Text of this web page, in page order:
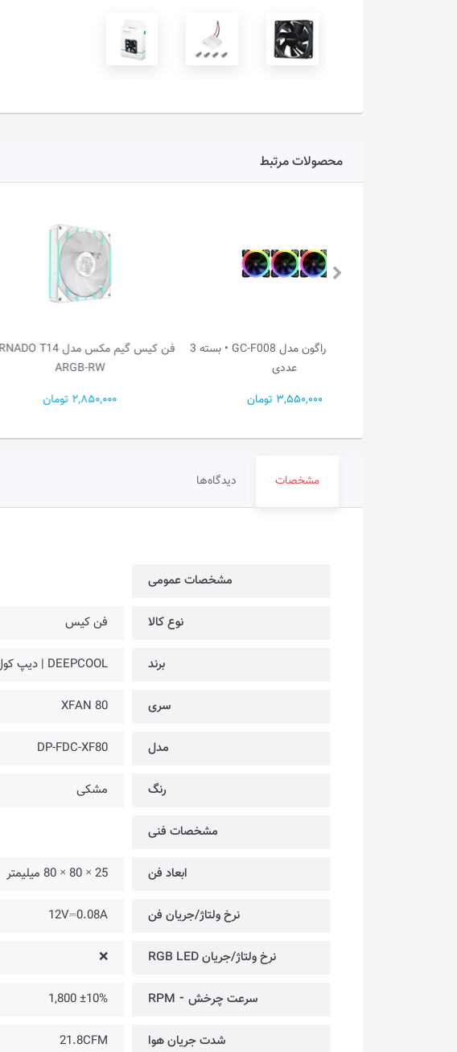
محصولات مرتبط
فن کیس گیم مکس مدل TORNADO T14
2,850,000 تومان
2,550,000 تومان
مشخصات دیدگاه‌ها
مشخصات عمومی
نوع کالا فن کیس
برند DEEPCOOL | دیپ کول
سری XFAN 80
مدل DP-FDC-XF80
رنگ مشکی
مشخصات فنی
ابعاد فن 25 × 80 × 80 میلیمتر
نرخ ولتاژ/جریان فن 12V⎓0.08A
نرخ ولتاژ/جریان RGB LED ❌
سرعت چرخش ⁃ RPM ±10% 1,800
شدت جریان هوا 21.8CFM